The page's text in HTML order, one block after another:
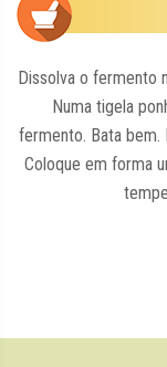
Dissolva o fermento
Numa tigela
fermento. Bata bem.
Coloque em forma